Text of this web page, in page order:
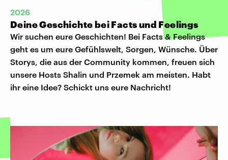
2026
Deine Geschichte bei Facts und Feelings
Wir suchen eure Geschichten! Bei Facts & Feelings
geht es um eure Gefühlswelt, Sorgen, Wünsche. Über
Storys, die aus der Community kommen, freuen sich
unsere Hosts Shalin und Przemek am meisten. Habt
ihr eine Idee? Schickt uns eure Nachricht!